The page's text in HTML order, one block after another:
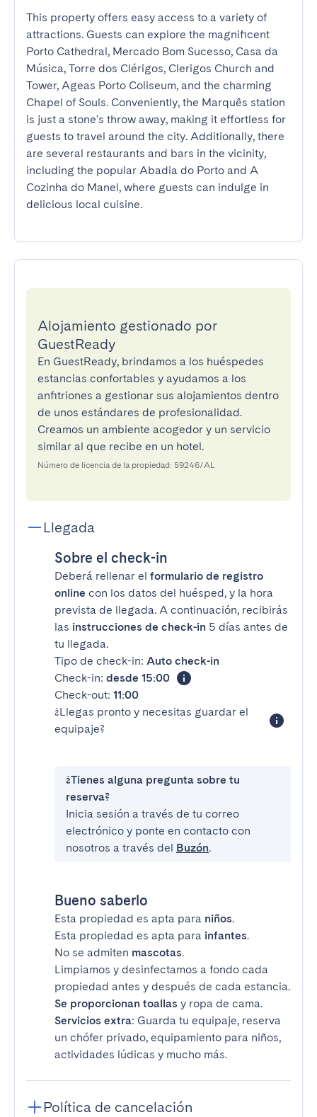
This property offers easy access to a variety of
attractions. Guests can explore the magnificent
Porto Cathedral, Mercado Bom Sucesso, Casa da
Música, Torre dos Clérigos, Clerigos Church and
Tower, Ageas Porto Coliseum, and the charming
Chapel of Souls. Conveniently, the Marquês station
is just a stone's throw away, making it effortless for
guests to travel around the city. Additionally, there
are several restaurants and bars in the vicinity,
including the popular Abadia do Porto and A
Cozinha do Manel, where guests can indulge in
delicious local cuisine.
Alojamiento gestionado por
GuestReady
En GuestReady, brindamos a los huéspedes
estancias confortables y ayudamos a los
anfitriones a gestionar sus alojamientos dentro
de unos estándares de profesionalidad.
Creamos un ambiente acogedor y un servicio
similar al que recibe en un hotel.
Número de licencia de la propiedad: 59246/AL
Llegada
Sobre el check-in
Deberá rellenar el formulario de registro
online con los datos del huésped, y la hora
prevista de llegada. A continuación, recibirás
las instrucciones de check-in 5 días antes de
tu llegada.
Tipo de check-in: Auto check-in
Check-in: desde 15:00
Check-out: 11:00
¿Llegas pronto y necesitas guardar el
equipaje?
¿Tienes alguna pregunta sobre tu
reserva?
Inicia sesión a través de tu correo
electrónico y ponte en contacto con
nosotros a través del Buzón.
Bueno saberlo
Esta propiedad es apta para niños.
Esta propiedad es apta para infantes.
No se admiten mascotas.
Limpiamos y desinfectamos a fondo cada
propiedad antes y después de cada estancia.
Se proporcionan toallas y ropa de cama.
Servicios extra: Guarda tu equipaje, reserva
un chófer privado, equipamiento para niños,
actividades lúdicas y mucho más.
Política de cancelación